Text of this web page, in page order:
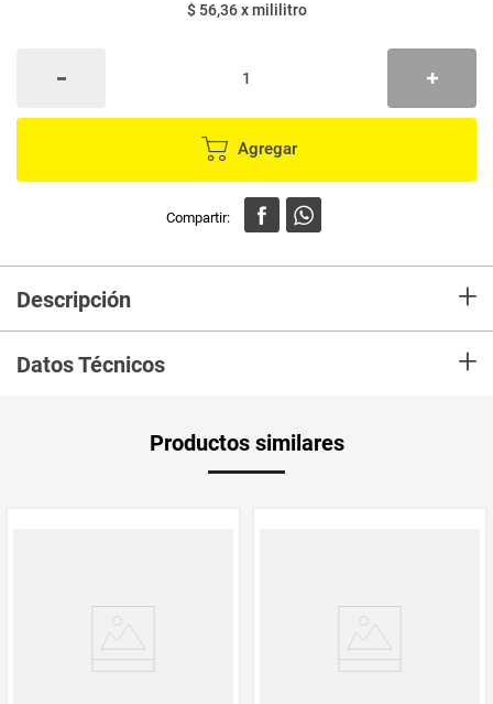
$ 56,36xmililitro
Agregar
Descripción +
Datos Técnicos +
Productos similares